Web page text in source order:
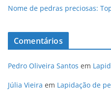
Nome de pedras preciosas:
Comentários
Pedro Oliveira Santos em
Júlia Vieira em Lapidação de